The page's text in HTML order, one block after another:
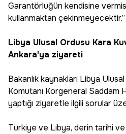
Garantörlüğün kendisine
kullanmaktan çekinmeyecektir.”
Libya Ulusal Ordusu Kara
Ankara'ya ziyareti
Bakanlık kaynakları Libya
Komutanı Korgeneral Saddam
yaptığı ziyaretle ilgili sorular
Türkiye ve Libya, derin tarihi ve